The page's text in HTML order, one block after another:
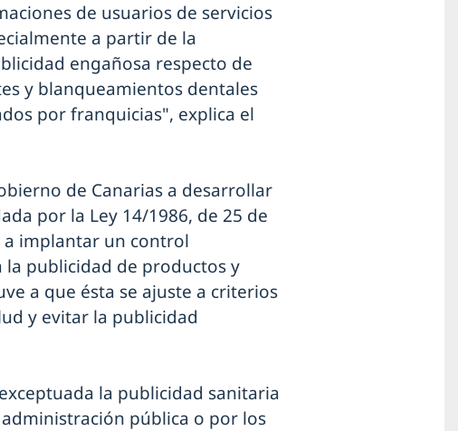
de usuarios de servicios
a partir de la
engañosa respecto de
y blanqueamientos dentales
por franquicias", explica el
de Canarias a desarrollar
por la Ley 14/1986, de 25 de
a implantar un control
publicidad de productos y
a que ésta se ajuste a criterios
y evitar la publicidad
la publicidad sanitaria
pública o por los